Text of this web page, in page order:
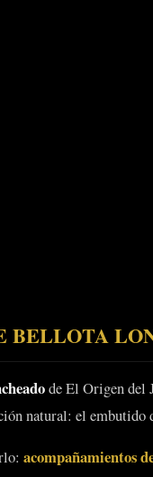
BELLOTA
de El Origen del
natural: el
acompañamientos